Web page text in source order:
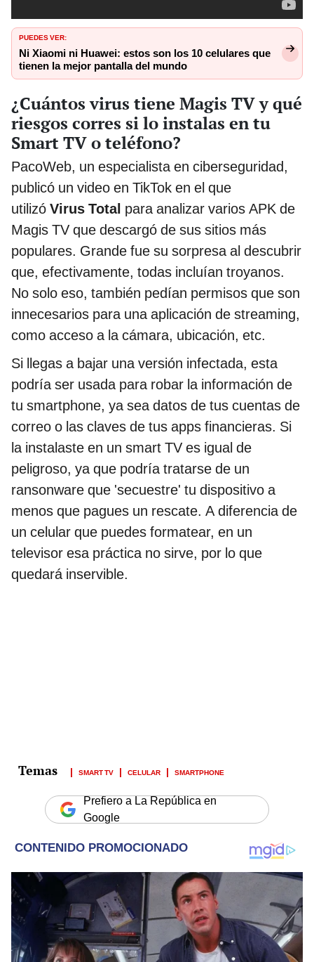
PUEDES VER:
Ni Xiaomi ni Huawei: estos son los 10 celulares que
tienen la mejor pantalla del mundo
¿Cuántos virus tiene Magis TV y qué
riesgos corres si lo instalas en tu
Smart TV o teléfono?
PacoWeb, un especialista en ciberseguridad,
publicó un video en TikTok en el que
utilizó Virus Total para analizar varios APK de
Magis TV que descargó de sus sitios más
populares. Grande fue su sorpresa al descubrir
que, efectivamente, todas incluían troyanos.
No solo eso, también pedían permisos que son
innecesarios para una aplicación de streaming,
como acceso a la cámara, ubicación, etc.
Si llegas a bajar una versión infectada, esta
podría ser usada para robar la información de
tu smartphone, ya sea datos de tus cuentas de
correo o las claves de tus apps financieras. Si
la instalaste en un smart TV es igual de
peligroso, ya que podría tratarse de un
ransonware que 'secuestre' tu dispositivo a
menos que pagues un rescate. A diferencia de
un celular que puedes formatear, en un
televisor esa práctica no sirve, por lo que
quedará inservible.
SMART TV CELULAR SMARTPHONE
Prefiero a La República en
Google